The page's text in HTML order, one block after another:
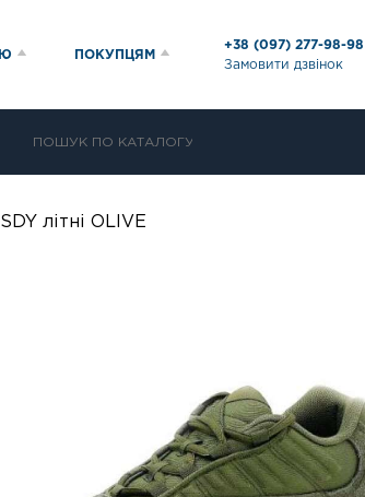
ПОКУПЦЯМ
+38 (097) 277-98-98
Замовити дзвінок
літні OLIVE